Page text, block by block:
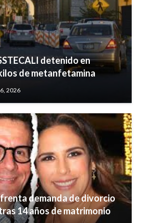
detenido en
de metanfetamina
2026
demanda de divorcio
14 años de matrimonio